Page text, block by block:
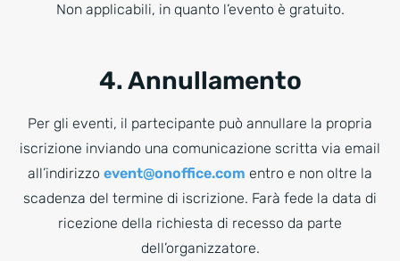
Non applicabili, in quanto l’evento è gratuito.
4. Annullamento
Per gli eventi, il partecipante può annullare la propria
iscrizione inviando una comunicazione scritta via email
all’indirizzo event@onoffice.com entro e non oltre la
scadenza del termine di iscrizione. Farà fede la data di
ricezione della richiesta di recesso da parte
dell’organizzatore.